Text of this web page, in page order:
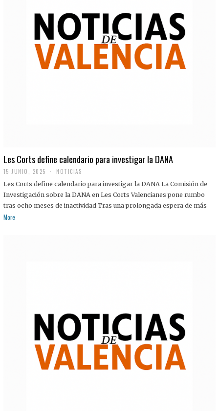
Les Corts define calendario para investigar la DANA
15 JUNIO, 2025 NOTICIAS
Les Corts define calendario para investigar la DANA La Comisión de
Investigación sobre la DANA en Les Corts Valencianes pone rumbo
tras ocho meses de inactividad Tras una prolongada espera de más
More